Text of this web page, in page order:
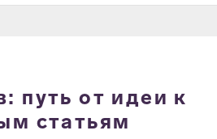
путь от идеи к
статьям